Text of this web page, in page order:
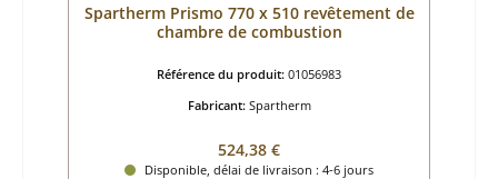
Spartherm Prismo 770 x 510 revêtement de
chambre de combustion
Référence du produit: 01056983
Fabricant: Spartherm
Prix régulier :
524,38 €
Disponible, délai de livraison : 4-6 jours